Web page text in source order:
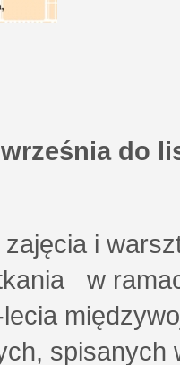
do
i
w